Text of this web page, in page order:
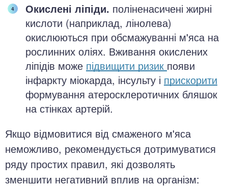
Окислені ліпіди. поліненасичені жирні
кислоти (наприклад, лінолева)
окислюються при обсмажуванні м'яса на
рослинних оліях. Вживання окислених
ліпідів може підвищити ризик появи
інфаркту міокарда, інсульту і прискорити
формування атеросклеротичних бляшок
на стінках артерій.
Якщо відмовитися від смаженого м'яса
неможливо, рекомендується дотримуватися
ряду простих правил, які дозволять
зменшити негативний вплив на організм: